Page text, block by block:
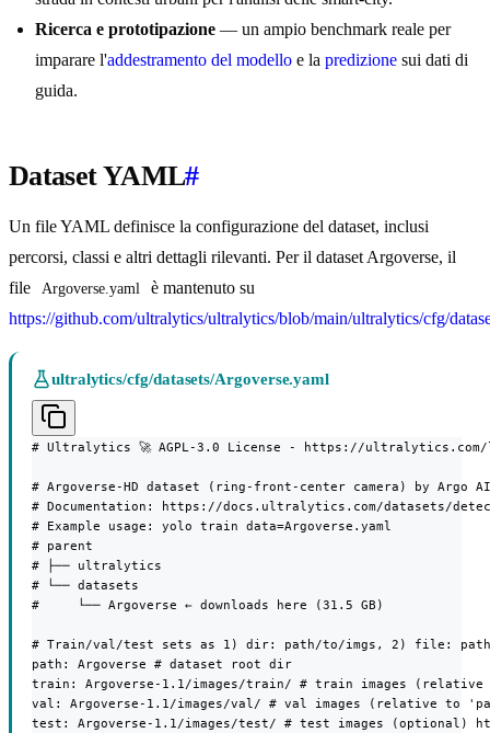
Ricerca e prototipazione — un ampio benchmark reale per
imparare l'addestramento del modello e la predizione sui dati di
guida.
Dataset YAML#
Un file YAML definisce la configurazione del dataset, inclusi
percorsi, classi e altri dettagli rilevanti. Per il dataset Argoverse, il
file
Argoverse.yaml
è mantenuto su
https://github.com/ultralytics/ultralytics/blob/main/ultralytics/cfg/
ultralytics/cfg/datasets/Argoverse.yaml
# Ultralytics 🚀 AGPL-3.0 License - https://ultralytics.com/
# Argoverse-HD dataset (ring-front-center camera) by Argo
# Documentation: https://docs.ultralytics.com/datasets/
# Example usage: yolo train data=Argoverse.yaml
# parent
# ├── ultralytics
# └── datasets
#     └── Argoverse ← downloads here (31.5 GB)
# Train/val/test sets as 1) dir: path/to/imgs, 2) file:
path: Argoverse # dataset root dir
train: Argoverse-1.1/images/train/ # train images (relative
val: Argoverse-1.1/images/val/ # val images (relative to
test: Argoverse-1.1/images/test/ # test images (optional)